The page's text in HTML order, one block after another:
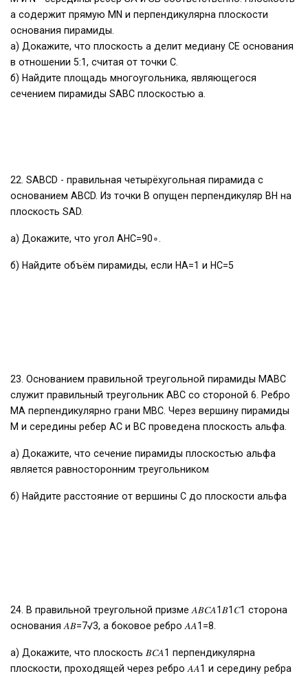
a содержит прямую MN и перпендикулярна плоскости
основания пирамиды.
а) Докажите, что плоскость a делит медиану CE основания
в отношении 5:1, считая от точки C.
б) Найдите площадь многоугольника, являющегося
сечением пирамиды SABC плоскостью a.
22. SABCD - правильная четырёхугольная пирамида с
основанием ABCD. Из точки B опущен перпендикуляр BH на
плоскость SAD.
a) Докажите, что угол AHC=90∘.
б) Найдите объём пирамиды, если HA=1 и HC=5
23. Основанием правильной треугольной пирамиды MABC
служит правильный треугольник ABC со стороной 6. Ребро
MA перпендикулярно грани MBC. Через вершину пирамиды
M и середины ребер AC и BC проведена плоскость альфа.
а) Докажите, что сечение пирамиды плоскостью альфа
является равносторонним треугольником
б) Найдите расстояние от вершины C до плоскости альфа
24. В правильной треугольной призме 𝐴𝐵𝐶𝐴1𝐵1𝐶1 сторона
основания 𝐴𝐵=7√3, а боковое ребро 𝐴𝐴1=8.
а) Докажите, что плоскость 𝐵𝐶𝐴1 перпендикулярна
плоскости, проходящей через ребро 𝐴𝐴1 и середину ребра